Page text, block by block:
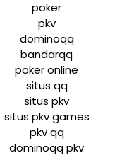
poker
pkv
dominoqq
bandarqq
poker online
situs qq
situs pkv
situs pkv games
pkv qq
dominoqq pkv